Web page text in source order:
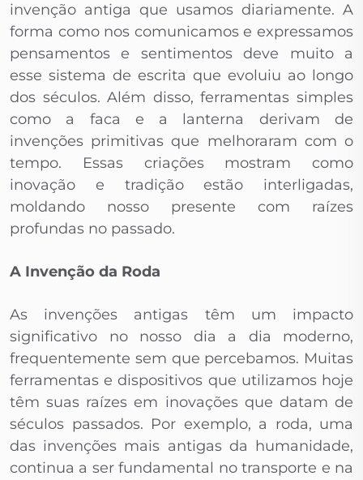
invenção antiga que usamos diariamente. A
forma como nos comunicamos e expressamos
pensamentos e sentimentos deve muito a
esse sistema de escrita que evoluiu ao longo
dos séculos. Além disso, ferramentas simples
como a faca e a lanterna derivam de
invenções primitivas que melhoraram com o
tempo. Essas criações mostram como
inovação e tradição estão interligadas,
moldando nosso presente com raízes
profundas no passado.
A Invenção da Roda
As invenções antigas têm um impacto
significativo no nosso dia a dia moderno,
frequentemente sem que percebamos. Muitas
ferramentas e dispositivos que utilizamos hoje
têm suas raízes em inovações que datam de
séculos passados. Por exemplo, a roda, uma
das invenções mais antigas da humanidade,
continua a ser fundamental no transporte e na